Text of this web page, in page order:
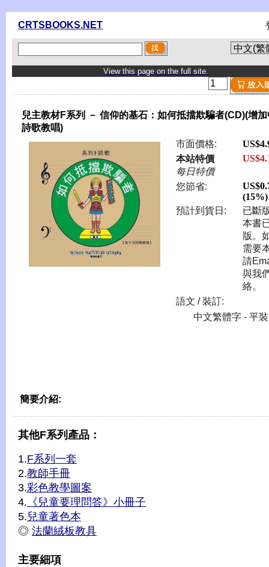
CRTSBOOKS.NET
View this page on the full site.
兒主教材F系列 － 信仰的基石：如何抵擋欺騙者(CD)(增
詩歌教唱)
市面價格:
本站特價
每日特價
您節省:
(15%)
預計到貨日:
已斷
本書
版。
需要
請
與我
絡。
語文 / 裝訂:
中文繁體字 - 平裝
簡要介紹:
其他F系列產品：
1.F系列一套
2.教師手冊
3.彩色教學圖案
4. 《兒童要理問答》小冊子
5.兒童著色本
◎ 法蘭絨板教具
主要細項